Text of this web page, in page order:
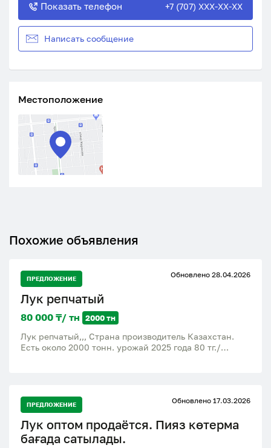
Показать телефон +7 (707) XXX-XX-XX
Написать сообщение
Местоположение
Похожие объявления
ПРЕДЛОЖЕНИЕ Обновлено 28.04.2026
Лук репчатый
80 000 ₸/ тн 2000 тн
Лук репчатый,,, Страна производитель Казахстан.
Есть около 2000 тонн. урожай 2025 года 80 тг./
ПРЕДЛОЖЕНИЕ Обновлено 17.03.2026
Лук оптом продаётся. Пияз көтерма
бағада сатылады.